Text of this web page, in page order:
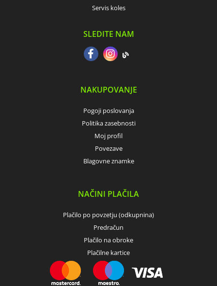
Servis koles
SLEDITE NAM
NAKUPOVANJE
Pogoji poslovanja
Politika zasebnosti
Moj profil
Povezave
Blagovne znamke
NAČINI PLAČILA
Plačilo po povzetju (odkupnina)
Predračun
Plačilo na obroke
Plačilne kartice